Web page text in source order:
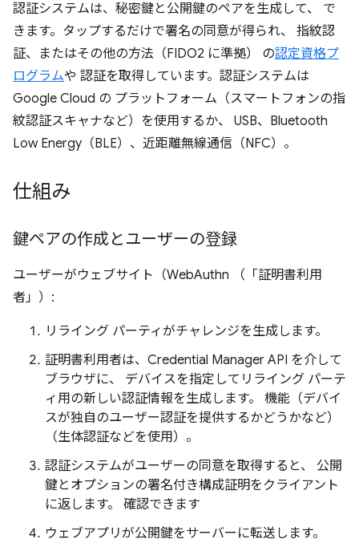
認証システムは、秘密鍵と公開鍵のペアを生成して、 で
きます。タップするだけで署名の同意が得られ、 指紋認
証、またはその他の方法（FIDO2 に準拠） の認定資格プ
ログラムや 認証を取得しています。認証システムは
Google Cloud の プラットフォーム（スマートフォンの指
紋認証スキャナなど）を使用するか、 USB、Bluetooth
Low Energy（BLE）、近距離無線通信（NFC）。
仕組み
鍵ペアの作成とユーザーの登録
ユーザーがウェブサイト（WebAuthn （「証明書利用
者」）:
リライング パーティがチャレンジを生成します。
証明書利用者は、Credential Manager API を介して
ブラウザに、 デバイスを指定してリライング パーテ
ィ用の新しい認証情報を生成します。 機能（デバイ
スが独自のユーザー認証を提供するかどうかなど）
（生体認証などを使用）。
認証システムがユーザーの同意を取得すると、 公開
鍵とオプションの署名付き構成証明をクライアント
に返します。 確認できます
ウェブアプリが公開鍵をサーバーに転送します。